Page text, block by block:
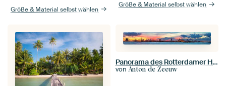
Größe & Material selbst wählen
Größe & Material selbst wählen
Panorama des Rotterdamer Hafens, Maasvlakte
von Anton de Zeeuw